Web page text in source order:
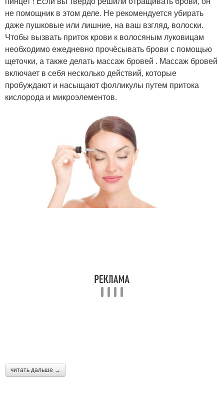
не помощник в этом деле. Не рекомендуется убирать
даже пушковые или лишние, на ваш взгляд, волоски.
Чтобы вызвать приток крови к волосяным луковицам
необходимо ежедневно прочёсывать брови с помощью
щеточки, а также делать массаж бровей . Массаж бровей
включает в себя несколько действий, которые
пробуждают и насыщают фолликулы путем притока
кислорода и микроэлементов.
читать дальше →